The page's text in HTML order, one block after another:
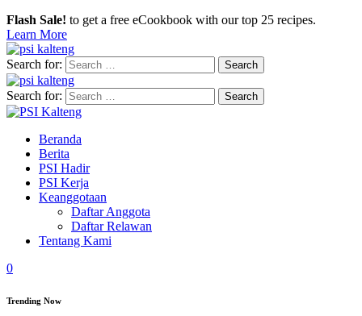
Flash Sale! to get a free eCookbook with our top 25 recipes.
Learn More
Search for:
Search for:
Beranda
Berita
PSI Hadir
PSI Kerja
Keanggotaan
Daftar Anggota
Daftar Relawan
Tentang Kami
0
Trending Now